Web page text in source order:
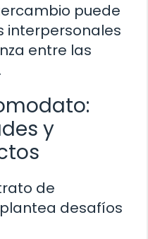
puede
interpersonales
entre las
y
de
desafíos